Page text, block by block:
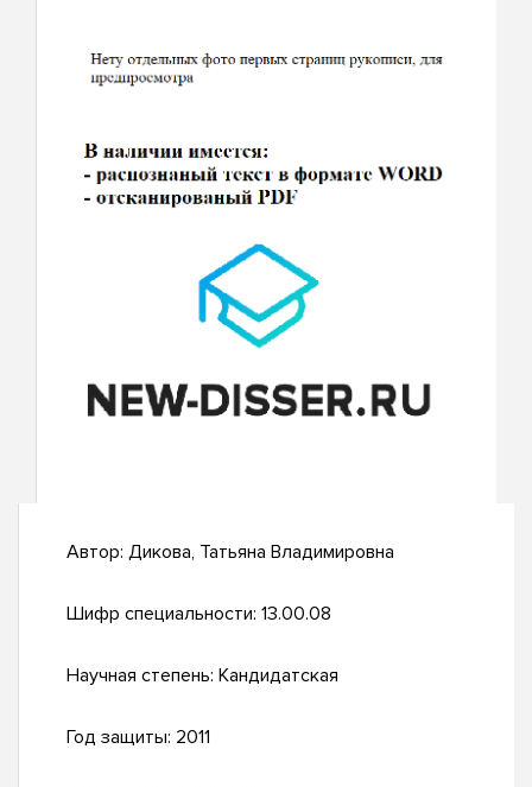
Автор: Дикова, Татьяна Владимировна
Шифр специальности: 13.00.08
Научная степень: Кандидатская
Год защиты: 2011